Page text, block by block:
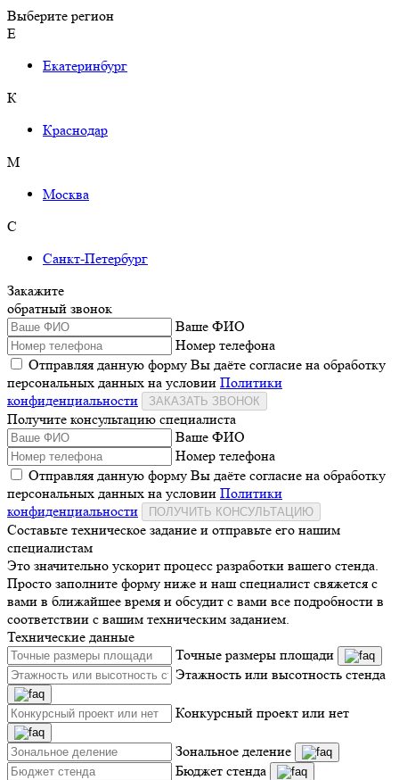
Выберите регион
Е
Екатеринбург
К
Краснодар
М
Москва
С
Санкт-Петербург
Закажите
обратный звонок
Ваше ФИО
Номер телефона
Отправляя данную форму Вы даёте согласие на обработку
персональных данных на условии Политики
конфиденциальности
ЗАКАЗАТЬ ЗВОНОК
Получите консультацию специалиста
Ваше ФИО
Номер телефона
Отправляя данную форму Вы даёте согласие на обработку
персональных данных на условии Политики
конфиденциальности
ПОЛУЧИТЬ КОНСУЛЬТАЦИЮ
Составьте техническое задание и отправьте его нашим
специалистам
Это значительно ускорит процесс разработки вашего стенда.
Просто заполните форму ниже и наш специалист свяжется с
вами в ближайшее время и обсудит с вами все подробности в
соответствии с вашим техническим заданием.
Технические данные
Точные размеры площади
Этажность или высотность стенда
Конкурсный проект или нет
Зональное деление
Бюджет стенда